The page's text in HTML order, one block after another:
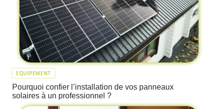
EQUIPEMENT
Pourquoi confier l’installation de vos panneaux
solaires à un professionnel ?